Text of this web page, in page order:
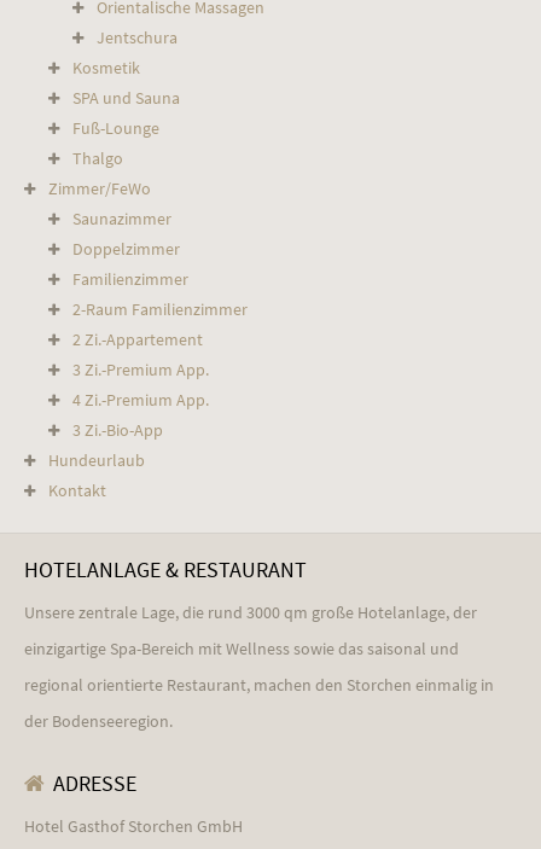
Orientalische Massagen
Jentschura
Kosmetik
SPA und Sauna
Fuß-Lounge
Thalgo
Zimmer/FeWo
Saunazimmer
Doppelzimmer
Familienzimmer
2-Raum Familienzimmer
2 Zi.-Appartement
3 Zi.-Premium App.
4 Zi.-Premium App.
3 Zi.-Bio-App
Hundeurlaub
Kontakt
HOTELANLAGE & RESTAURANT
Unsere zentrale Lage, die rund 3000 qm große Hotelanlage, der
einzigartige Spa-Bereich mit Wellness sowie das saisonal und
regional orientierte Restaurant, machen den Storchen einmalig in
der Bodenseeregion.
ADRESSE
Hotel Gasthof Storchen GmbH